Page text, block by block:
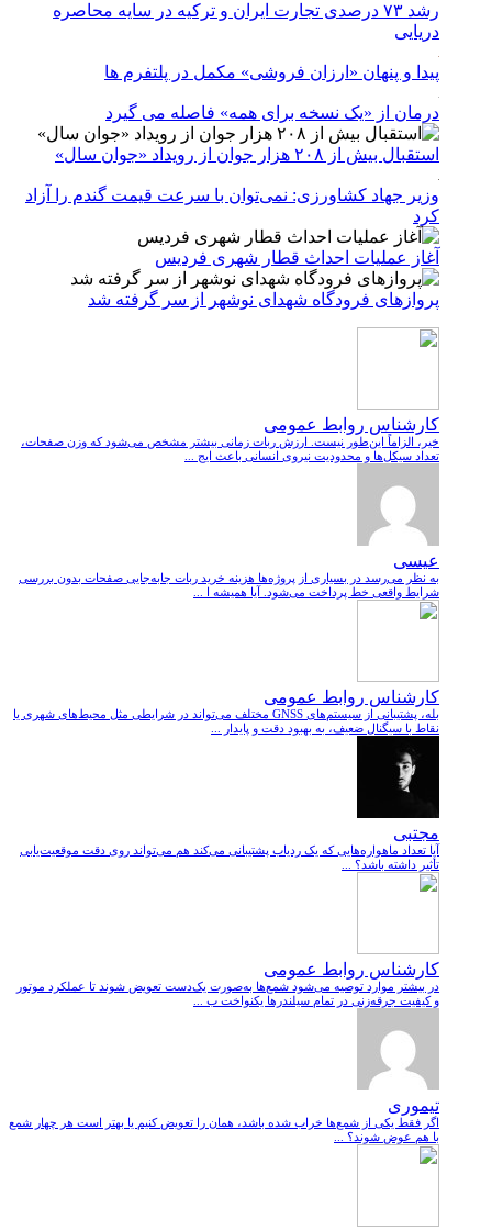
رشد ۷۳ درصدی تجارت ایران و ترکیه در سایه محاصره
دریایی
پیدا و پنهان «ارزان فروشی» مکمل در پلتفرم ها
درمان از «یک نسخه برای همه» فاصله می گیرد
استقبال بیش از ۲۰۸ هزار جوان از رویداد «جوان سال»
وزیر جهاد کشاورزی: نمی‌توان با سرعت قیمت گندم را آزاد
کرد
آغاز عملیات احداث قطار شهری فردیس
پروازهای فرودگاه شهدای نوشهر از سر گرفته شد
کارشناس روابط عمومی
خیر، الزاماً این‌طور نیست. ارزش ربات زمانی بیشتر مشخص می‌شود که وزن صفحات،
تعداد سیکل‌ها و محدودیت نیروی انسانی باعث ایج ...
عیسی
به نظر می‌رسد در بسیاری از پروژه‌ها هزینه خرید ربات جابه‌جایی صفحات بدون بررسی
شرایط واقعی خط پرداخت می‌شود. آیا همیشه ا ...
کارشناس روابط عمومی
بله، پشتیبانی از سیستم‌های GNSS مختلف می‌تواند در شرایطی مثل محیط‌های شهری یا
نقاط با سیگنال ضعیف، به بهبود دقت و پایدار ...
مجتبی
آیا تعداد ماهواره‌هایی که یک ردیاب پشتیبانی می‌کند هم می‌تواند روی دقت موقعیت‌یابی
تأثیر داشته باشد؟ ...
کارشناس روابط عمومی
در بیشتر موارد توصیه می‌شود شمع‌ها به‌صورت یک‌دست تعویض شوند تا عملکرد موتور
و کیفیت جرقه‌زنی در تمام سیلندرها یکنواخت ب ...
تیموری
اگر فقط یکی از شمع‌ها خراب شده باشد، همان را تعویض کنیم یا بهتر است هر چهار شمع
با هم عوض شوند؟ ...